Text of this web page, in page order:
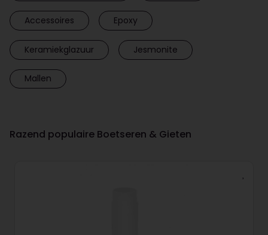
Accessoires Epoxy
Keramiekglazuur Jesmonite
Mallen
Razend populaire Boetseren & Gieten